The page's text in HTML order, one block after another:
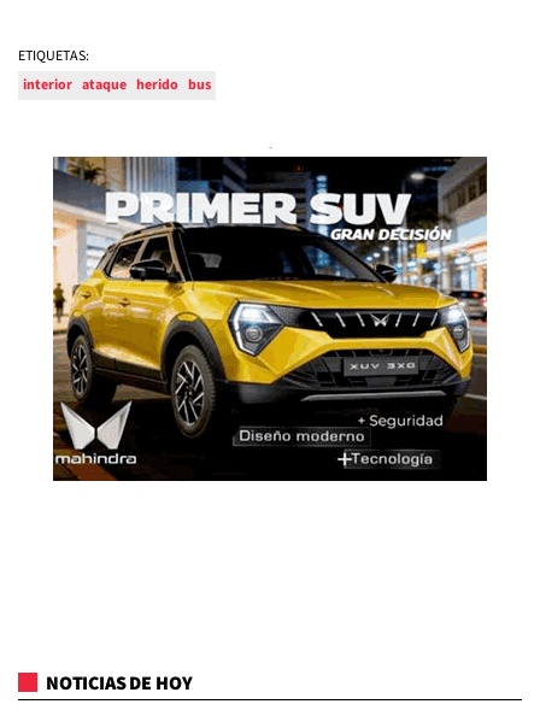
ETIQUETAS:
interior ataque herido bus
NOTICIAS DE HOY